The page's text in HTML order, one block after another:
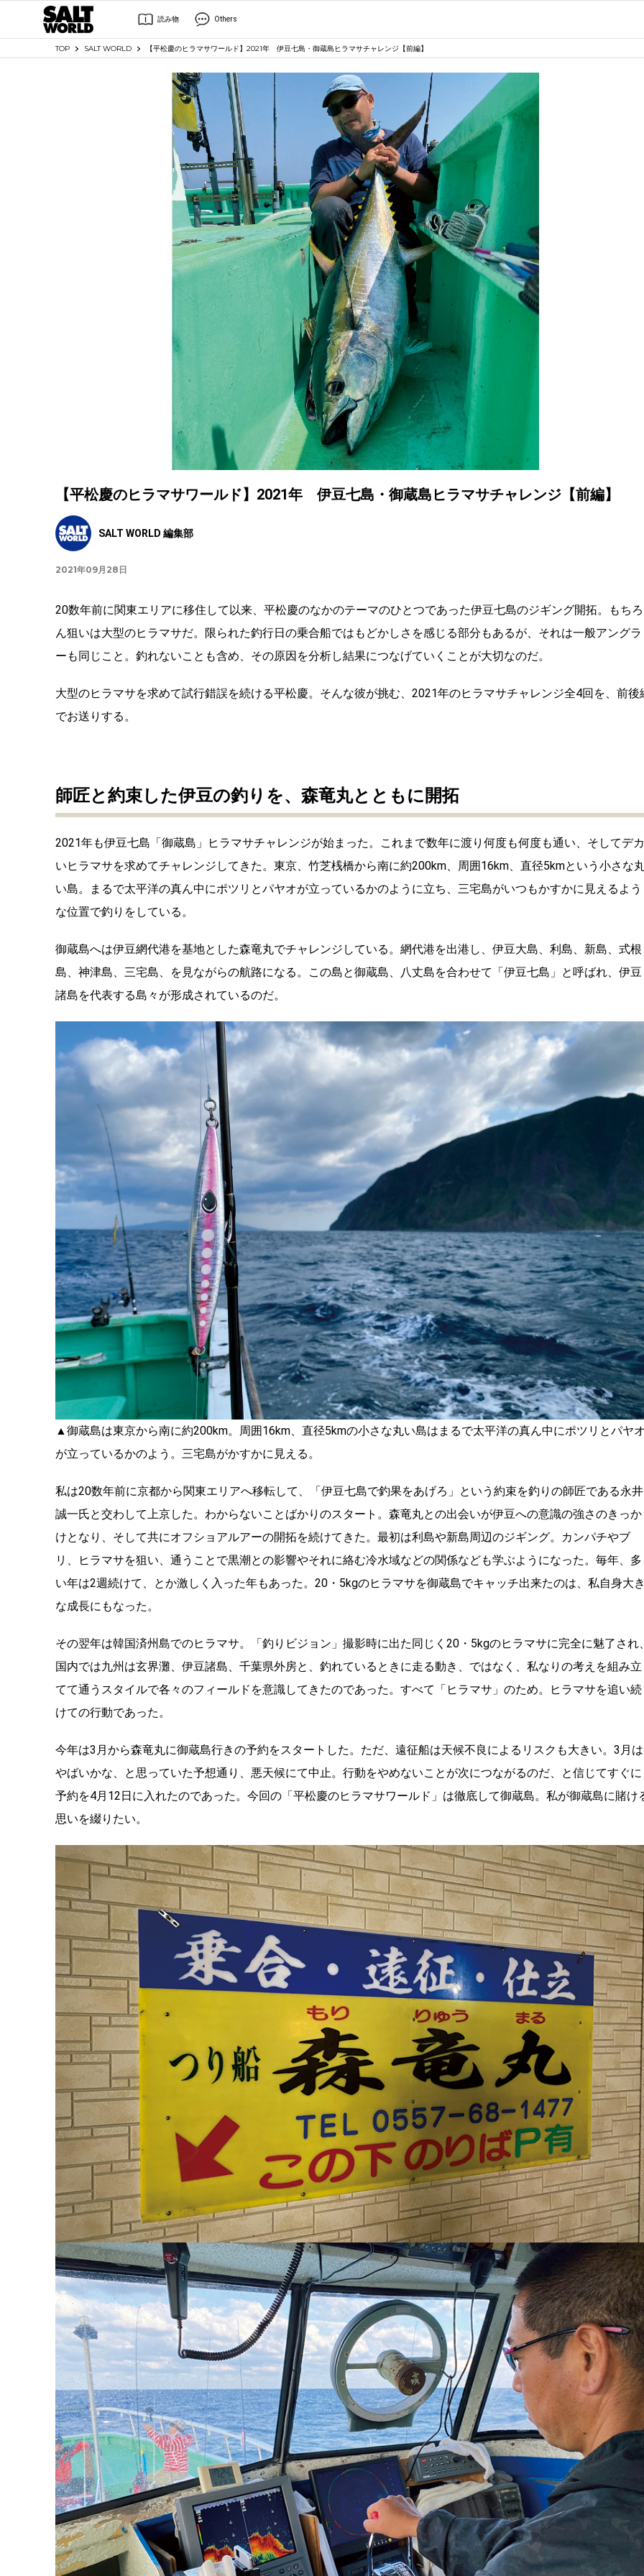
読み物 Others
TOP SALT WORLD 【平松慶のヒラマサワールド】2021年 伊豆七島・御蔵島ヒラマサチャレンジ【前編】
【平松慶のヒラマサワールド】2021年 伊豆七島・御蔵島ヒラマサチャレンジ【前編】
SALT WORLD 編集部
2021年09月28日
20数年前に関東エリアに移住して以来、平松慶のなかのテーマのひとつであった伊豆七島のジギング開拓。もちろ
ん狙いは大型のヒラマサだ。限られた釣行日の乗合船ではもどかしさを感じる部分もあるが、それは一般アングラ
ーも同じこと。釣れないことも含め、その原因を分析し結果につなげていくことが大切なのだ。
大型のヒラマサを求めて試行錯誤を続ける平松慶。そんな彼が挑む、2021年のヒラマサチャレンジ全4回を、前後
でお送りする。
師匠と約束した伊豆の釣りを、森竜丸とともに開拓
2021年も伊豆七島「御蔵島」ヒラマサチャレンジが始まった。これまで数年に渡り何度も何度も通い、そしてデカ
いヒラマサを求めてチャレンジしてきた。東京、竹芝桟橋から南に約200km、周囲16km、直径5kmという小さな
い島。まるで太平洋の真ん中にポツリとパヤオが立っているかのように立ち、三宅島がいつもかすかに見えるよう
な位置で釣りをしている。
御蔵島へは伊豆網代港を基地とした森竜丸でチャレンジしている。網代港を出港し、伊豆大島、利島、新島、式根
島、神津島、三宅島、を見ながらの航路になる。この島と御蔵島、八丈島を合わせて「伊豆七島」と呼ばれ、伊豆
諸島を代表する島々が形成されているのだ。
▲御蔵島は東京から南に約200km。周囲16km、直径5kmの小さな丸い島はまるで太平洋の真ん中にポツリとパヤ
が立っているかのよう。三宅島がかすかに見える。
私は20数年前に京都から関東エリアへ移転して、「伊豆七島で釣果をあげろ」という約束を釣りの師匠である永井
誠一氏と交わして上京した。わからないことばかりのスタート。森竜丸との出会いが伊豆への意識の強さのきっか
けとなり、そして共にオフショアルアーの開拓を続けてきた。最初は利島や新島周辺のジギング。カンパチやブ
リ、ヒラマサを狙い、通うことで黒潮との影響やそれに絡む冷水域などの関係なども学ぶようになった。毎年、多
い年は2週続けて、とか激しく入った年もあった。20・5kgのヒラマサを御蔵島でキャッチ出来たのは、私自身大
な成長にもなった。
その翌年は韓国済州島でのヒラマサ。「釣りビジョン」撮影時に出た同じく20・5kgのヒラマサに完全に魅了され
国内では九州は玄界灘、伊豆諸島、千葉県外房と、釣れているときに走る動き、ではなく、私なりの考えを組み立
てて通うスタイルで各々のフィールドを意識してきたのであった。すべて「ヒラマサ」のため。ヒラマサを追い続
けての行動であった。
今年は3月から森竜丸に御蔵島行きの予約をスタートした。ただ、遠征船は天候不良によるリスクも大きい。3月は
やばいかな、と思っていた予想通り、悪天候にて中止。行動をやめないことが次につながるのだ、と信じてすぐに
予約を4月12日に入れたのであった。今回の「平松慶のヒラマサワールド」は徹底して御蔵島。私が御蔵島に賭け
思いを綴りたい。